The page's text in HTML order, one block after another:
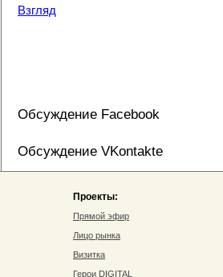
Взгляд
Обсуждение Facebook
Обсуждение VKontakte
Проекты:
Прямой эфир
Лицо рынка
Визитка
Герои DIGITAL